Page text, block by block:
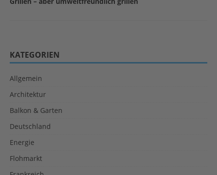
KATEGORIEN
Allgemein
Architektur
Balkon & Garten
Deutschland
Energie
Flohmarkt